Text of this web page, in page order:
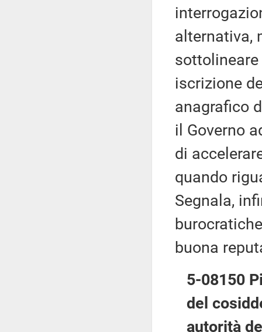
alternativa,
iscrizione
anagrafico
il Governo
di
quando
Segnala,
buona
5-08150
del
autorità